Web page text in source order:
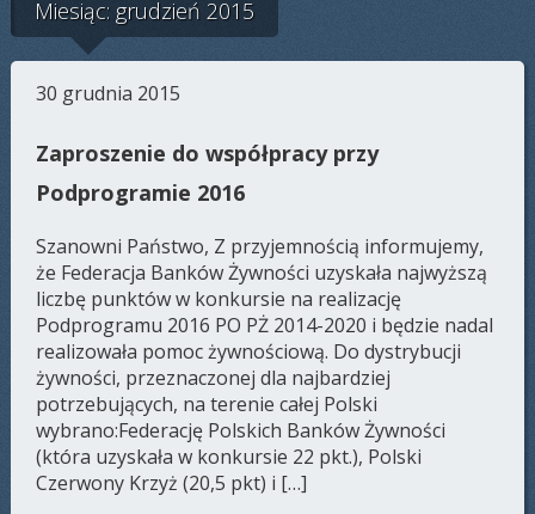
Miesiąc: grudzień 2015
30 grudnia 2015
Zaproszenie do współpracy przy
Podprogramie 2016
Szanowni Państwo, Z przyjemnością informujemy,
że Federacja Banków Żywności uzyskała najwyższą
liczbę punktów w konkursie na realizację
Podprogramu 2016 PO PŻ 2014-2020 i będzie nadal
realizowała pomoc żywnościową. Do dystrybucji
żywności, przeznaczonej dla najbardziej
potrzebujących, na terenie całej Polski
wybrano:Federację Polskich Banków Żywności
(która uzyskała w konkursie 22 pkt.), Polski
Czerwony Krzyż (20,5 pkt) i […]